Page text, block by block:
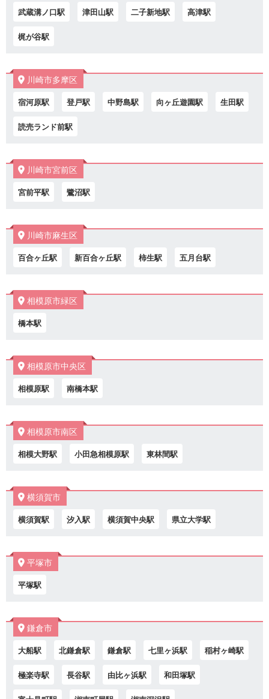
武蔵溝ノ口駅 津田山駅 二子新地駅 高津駅
梶が谷駅
川崎市多摩区
宿河原駅 登戸駅 中野島駅 向ヶ丘遊園駅 生田駅
読売ランド前駅
川崎市宮前区
宮前平駅 鷺沼駅
川崎市麻生区
百合ヶ丘駅 新百合ヶ丘駅 柿生駅 五月台駅
相模原市緑区
橋本駅
相模原市中央区
相模原駅 南橋本駅
相模原市南区
相模大野駅 小田急相模原駅 東林間駅
横須賀市
横須賀駅 汐入駅 横須賀中央駅 県立大学駅
平塚市
平塚駅
鎌倉市
大船駅 北鎌倉駅 鎌倉駅 七里ヶ浜駅 稲村ヶ崎駅
極楽寺駅 長谷駅 由比ヶ浜駅 和田塚駅